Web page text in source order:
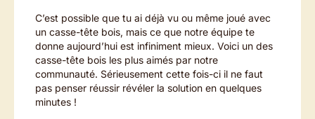
C’est possible que tu ai déjà vu ou même joué avec
un casse-tête bois, mais ce que notre équipe te
donne aujourd’hui est infiniment mieux. Voici un des
casse-tête bois les plus aimés par notre
communauté. Sérieusement cette fois-ci il ne faut
pas penser réussir révéler la solution en quelques
minutes !